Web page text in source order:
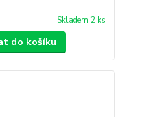
Skladem 2 ks
do košíku